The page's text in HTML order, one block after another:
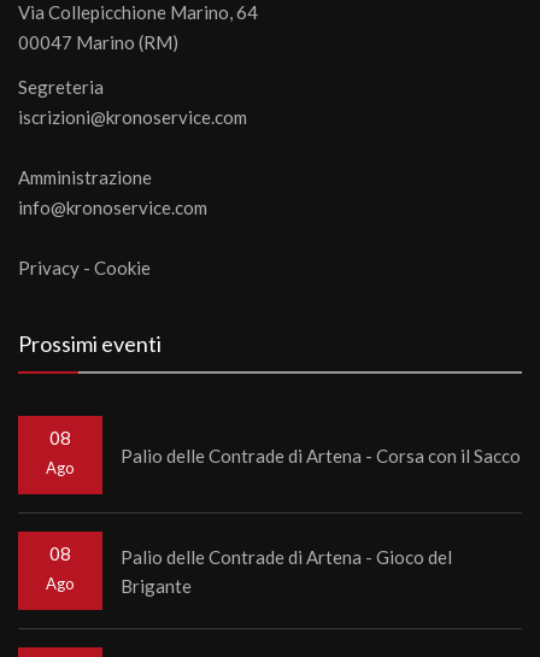
Via Collepicchione Marino, 64
00047 Marino (RM)
Segreteria
iscrizioni@kronoservice.com
Amministrazione
info@kronoservice.com
Privacy - Cookie
Prossimi eventi
08
Ago
Palio delle Contrade di Artena - Corsa con il Sacco
08
Ago
Palio delle Contrade di Artena - Gioco del
Brigante